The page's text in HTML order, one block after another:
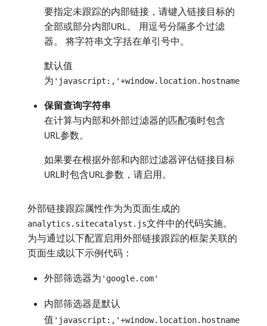
要指定未跟踪的内部链接，请键入链接目标的
全部或部分内部URL。 用逗号分隔多个过滤
器。 将字符串文字括在单引号中。
默认值
为 'javascript:,'+window.location.hostname
保留查询字符串
在计算与内部和外部过滤器的匹配项时包含
URL参数。
如果要在根据外部和内部过滤器评估链接目标
URL时包含URL参数，请启用。
外部链接跟踪属性作为为页面生成的
analytics.sitecatalyst.js文件中的代码实施。
为与通过以下配置启用外部链接跟踪的框架关联的
页面生成以下示例代码：
外部筛选器为 'google.com'
内部筛选器是默认
值 'javascript:,'+window.location.hostname